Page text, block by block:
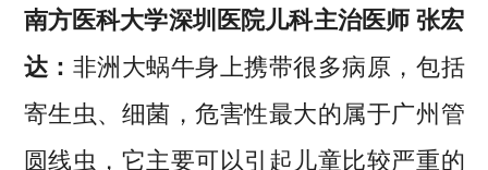
南方医科大学深圳医院儿科主治医师 张宏
达： 非洲大蜗牛身上携带很多病原，包括
寄生虫、细菌，危害性最大的属于广州管
圆线虫，它主要可以引起儿童比较严重的